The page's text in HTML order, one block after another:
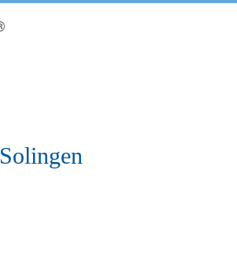
Solingen